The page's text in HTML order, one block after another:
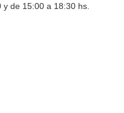
de 15:00 a 18:30 hs.